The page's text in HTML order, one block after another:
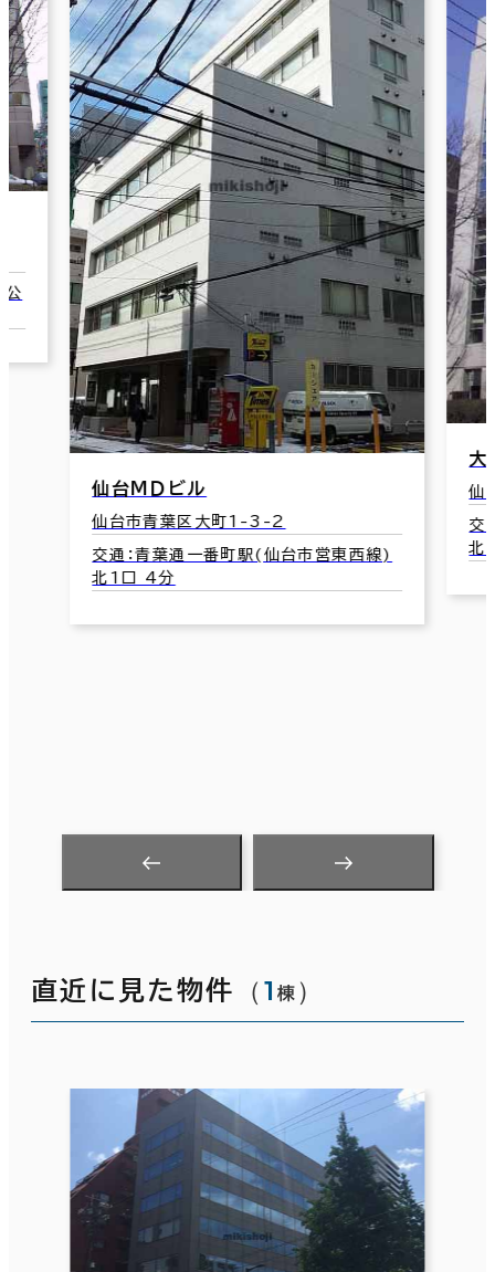
大同生命仙台青葉ビル
仙台市青葉区大町1-1-1
交通：青葉通一番町駅(仙台市営東西線)
北2口 3分
1
直近に見た物件 （1 棟 ）